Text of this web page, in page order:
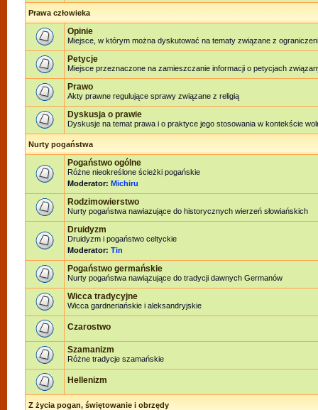
Prawa człowieka
Opinie
Miejsce, w którym można dyskutować na tematy związane z
Petycje
Miejsce przeznaczone na zamieszczanie informacji o petycjach
Prawo
Akty prawne regulujące sprawy związane z religią
Dyskusja o prawie
Dyskusje na temat prawa i o praktyce jego stosowania w kontekście
Nurty pogaństwa
Pogaństwo ogólne
Różne nieokreślone ścieżki pogańskie
Moderator: Michiru
Rodzimowierstwo
Nurty pogaństwa nawiazujące do historycznych wierzeń słowiańskich
Druidyzm
Druidyzm i pogaństwo celtyckie
Moderator: Tin
Pogaństwo germańskie
Nurty pogaństwa nawiązujące do tradycji dawnych Germanów
Wicca tradycyjne
Wicca gardneriańskie i aleksandryjskie
Czarostwo
Szamanizm
Różne tradycje szamańskie
Hellenizm
Z życia pogan, świętowanie i obrzędy